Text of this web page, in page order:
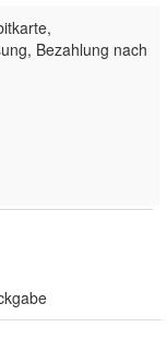
Bezahlung nach